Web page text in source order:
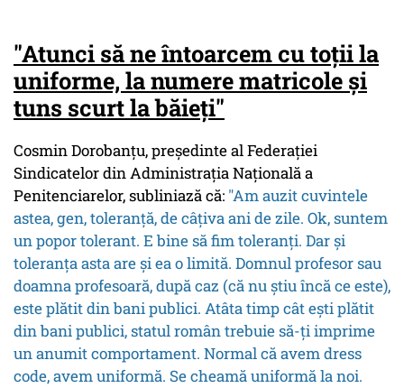
"Atunci să ne întoarcem cu toții la
uniforme, la numere matricole și
tuns scurt la băieți"
Cosmin Dorobanțu, președinte al Federației
Sindicatelor din Administrația Națională a
Penitenciarelor, subliniază că: "Am auzit cuvintele
astea, gen,toleranță,de câțiva ani de zile. Ok, suntem
un popor tolerant. E bine să fim toleranți. Dar și
toleranța asta are și ea o limită. Domnul profesor sau
doamna profesoară,după caz (că nu știu încă ce este),
este plătit din bani publici. Atâta timp cât ești plătit
din bani publici, statul român trebuie să-ți imprime
un anumit comportament. Normal că avemdress
code, avem uniformă. Se cheamă uniformă la noi.